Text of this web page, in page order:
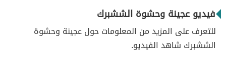
فيديو عجينة وحشوة الششبرك
للتعرف على المزيد من المعلومات حول عجينة وحشوة
الششبرك شاهد الفيديو.